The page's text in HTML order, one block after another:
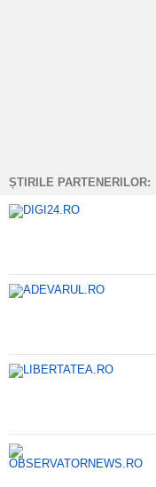
ȘTIRILE PARTENERILOR: